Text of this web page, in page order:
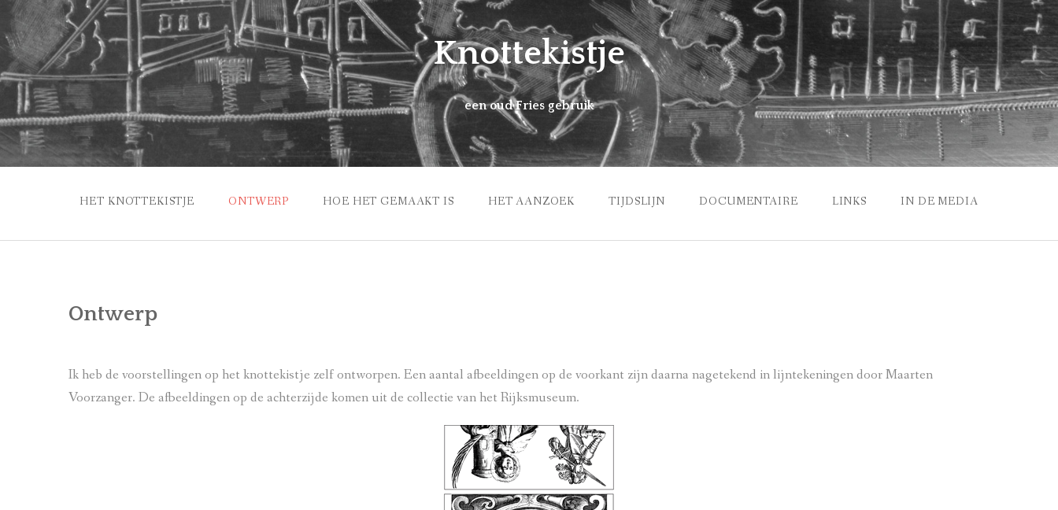
Ga
naar
de
inhoud
Knottekistje
een oud Fries gebruik
HET KNOTTEKISTJE ONTWERP HOE HET GEMAAKT IS HET AANZOEK TIJDSLIJN DOCUMENTAIRE LINKS IN DE MEDIA
Ontwerp
Ik heb de voorstellingen op het knottekistje zelf ontworpen. Een aantal afbeeldingen op de voorkant zijn daarna nagetekend in lijntekeningen door Maarten
Voorzanger. De afbeeldingen op de achterzijde komen uit de collectie van het Rijksmuseum.